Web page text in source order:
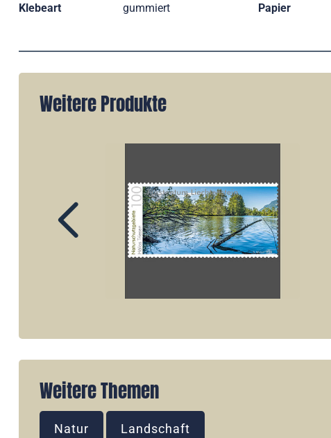
Klebeart
gummiert Papier
Weitere Produkte
Weitere Themen
Natur Landschaft